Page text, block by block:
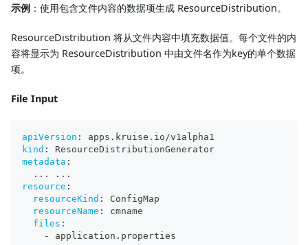
示例 ：使用包含文件内容的数据项生成 ResourceDistribution。
ResourceDistribution 将从文件内容中填充数据值。每个文件的内
容将显示为 ResourceDistribution 中由文件名作为key的单个数据
项。
File Input
apiVersion :
apps.kruise.io/v1alpha1
kind :
ResourceDistributionGenerator
metadata :
...
...
resource :
resourceKind :
ConfigMap
resourceName :
cmname
files :
-
application.properties